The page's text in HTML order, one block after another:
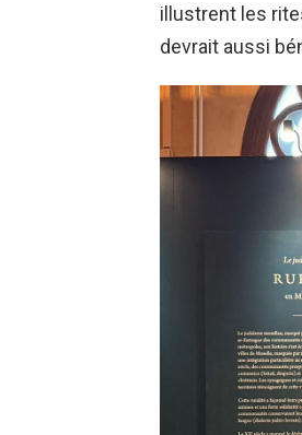
illustrent les
devrait aussi